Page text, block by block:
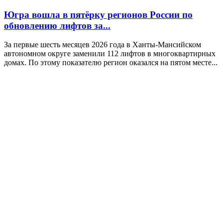
Югра вошла в пятёрку регионов России по
обновлению лифтов за...
За первые шесть месяцев 2026 года в Ханты-Мансийском
автономном округе заменили 112 лифтов в многоквартирных
домах. По этому показателю регион оказался на пятом месте...